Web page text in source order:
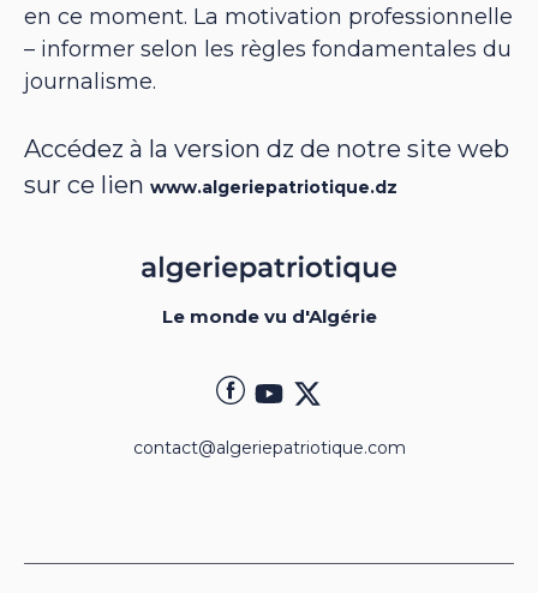
en ce moment. La motivation professionnelle
– informer selon les règles fondamentales du
journalisme.
Accédez à la version dz de notre site web
sur ce lien www.algeriepatriotique.dz
Le monde vu d'Algérie
contact@algeriepatriotique.com